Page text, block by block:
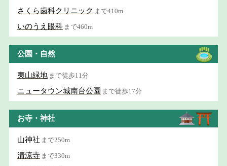
さくら歯科クリニック まで410m
いのうえ眼科 まで460m
公園・自然
夷山緑地 まで徒歩11分
ニュータウン城南台公園 まで徒歩17分
お寺・神社
山神社 まで250m
清涼寺 まで330m